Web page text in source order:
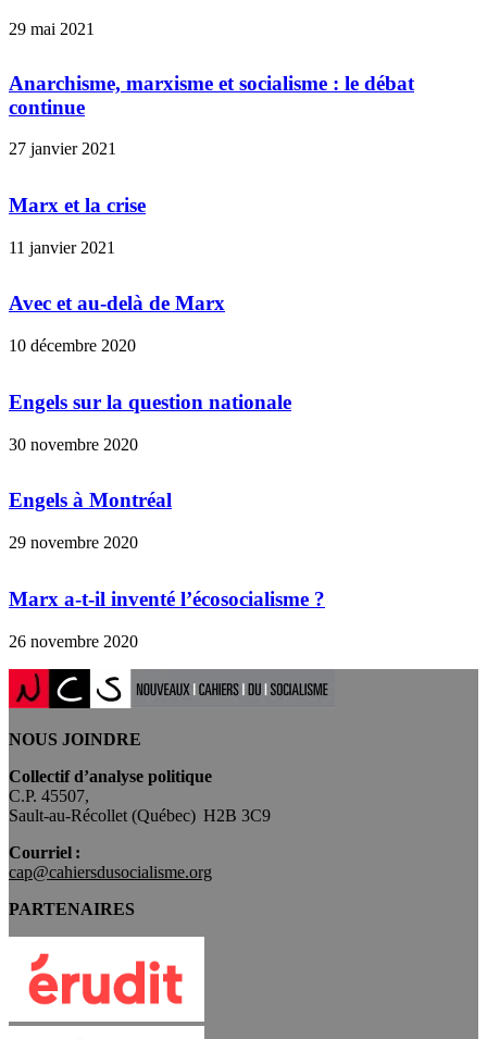
29 mai 2021
Anarchisme, marxisme et socialisme : le débat
continue
27 janvier 2021
Marx et la crise
11 janvier 2021
Avec et au-delà de Marx
10 décembre 2020
Engels sur la question nationale
30 novembre 2020
Engels à Montréal
29 novembre 2020
Marx a-t-il inventé l’écosocialisme ?
26 novembre 2020
NOUS JOINDRE
Collectif d’analyse politique
C.P. 45507,
Sault-au-Récollet (Québec) H2B 3C9
Courriel :
cap@cahiersdusocialisme.org
PARTENAIRES